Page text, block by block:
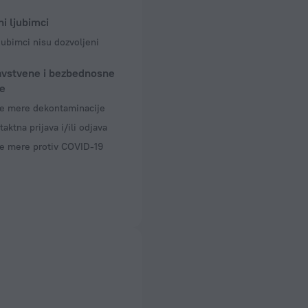
ljubimci
nisu dozvoljeni
i bezbednosne
mere dekontaminacije
prijava i/ili odjava
mere protiv COVID-19